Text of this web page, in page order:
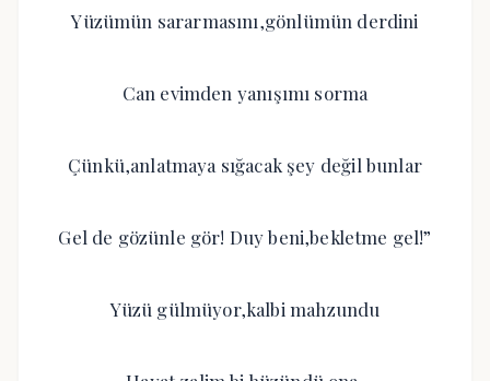
Yüzümün sararmasını,gönlümün derdini
Can evimden yanışımı sorma
Çünkü,anlatmaya sığacak şey değil bunlar
Gel de gözünle gör! Duy beni,bekletme gel!”
Yüzü gülmüyor,kalbi mahzundu